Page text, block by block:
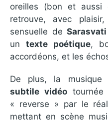
oreilles (bon et aussi
retrouve, avec
sensuelle de
un texte poétique,
accordéons, et les
De plus, la musique
subtile vidéo
« reverse » par le
mettant en scène